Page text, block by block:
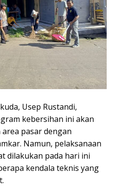
Usep Rustandi,
kebersihan ini akan
pasar dengan
Namun, pelaksanaan
dilakukan pada hari ini
kendala teknis yang